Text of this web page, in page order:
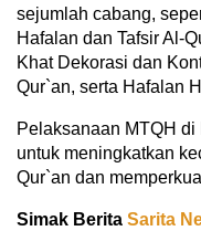
sejumlah cabang,
Hafalan dan Tafsir Al-
Khat Dekorasi dan
Qur`an, serta Hafalan
Pelaksanaan MTQH
untuk meningkatkan
Qur`an dan
Simak Berita Sarita